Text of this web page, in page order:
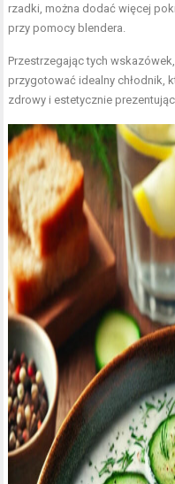
rzadki, można dodać więcej
przy pomocy blendera.
Przestrzegając tych
przygotować idealny chłodnik,
zdrowy i estetycznie